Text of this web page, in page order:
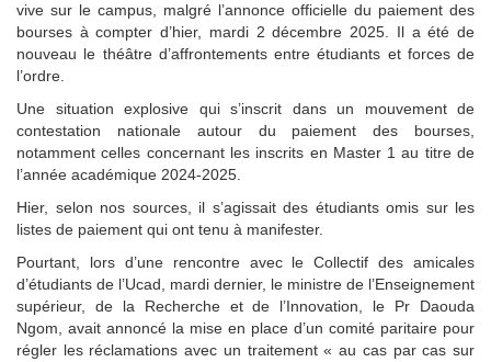
vive sur le campus, malgré l’annonce officielle du paiement des
bourses à compter d’hier, mardi 2 décembre 2025. Il a été de
nouveau le théâtre d’affrontements entre étudiants et forces de
l’ordre.
Une situation explosive qui s’inscrit dans un mouvement de
contestation nationale autour du paiement des bourses,
notamment celles concernant les inscrits en Master 1 au titre de
l’année académique 2024-2025.
Hier, selon nos sources, il s’agissait des étudiants omis sur les
listes de paiement qui ont tenu à manifester.
Pourtant, lors d’une rencontre avec le Collectif des amicales
d’étudiants de l’Ucad, mardi dernier, le ministre de l’Enseignement
supérieur, de la Recherche et de l’Innovation, le Pr Daouda
Ngom, avait annoncé la mise en place d’un comité paritaire pour
régler les réclamations avec un traitement « au cas par cas sur